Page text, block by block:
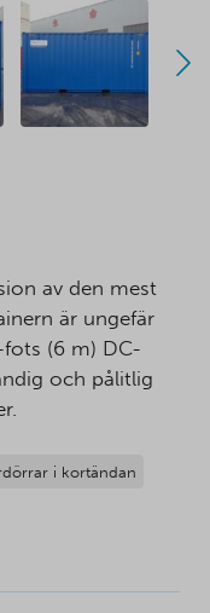
av den mest
är ungefär
(6 m) DC-
och pålitlig
i kortändan